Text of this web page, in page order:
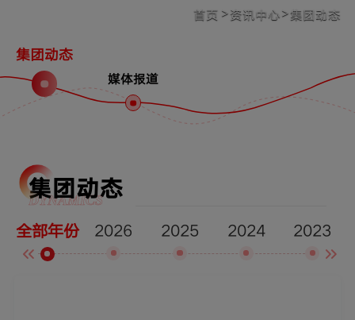
首页 >资讯中心>集团动态
集团动态
媒体报道
集团动态
DYNAMICS
全部年份 2026 2025 2024 2023